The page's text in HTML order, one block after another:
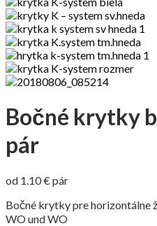
Bočné krytky
pár
od 1.10€pár
Bočné krytky pre horizontálne
WO und WO